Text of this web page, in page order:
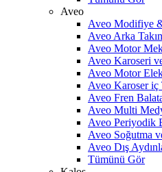
Aveo
Aveo Modifiye
Aveo Arka
Aveo Motor
Aveo Karoseri
Aveo Motor
Aveo Karoser
Aveo Fren
Aveo Multi
Aveo Periyodik
Aveo Soğutma
Aveo Dış
Tümünü Gör